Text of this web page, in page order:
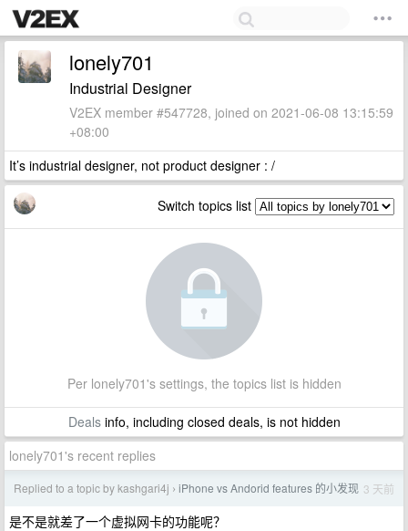
lonely701
Industrial Designer
V2EX member #547728, joined on 2021-06-08 13:15:59
+08:00
It’s industrial designer, not product designer : /
Switch topics list
Per lonely701's settings, the topics list is hidden
Dealsinfo, including closed deals, is not hidden
lonely701's recent replies
Replied to a topic by kashgari4j › iPhone vs Andorid features 的小发现 3 天前
是不是就差了一个虚拟网卡的功能呢？